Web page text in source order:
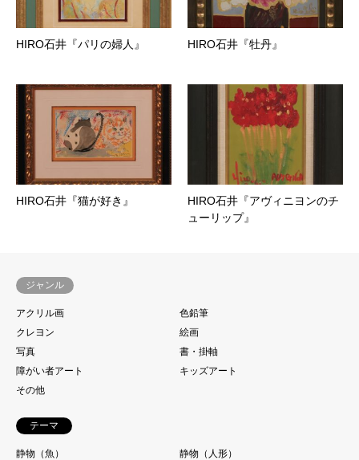
HIRO石井『パリの婦人』 HIRO石井『牡丹』
HIRO石井『猫が好き』
HIRO石井『アヴィニヨンのチ
ューリップ』
ジャンル
アクリル画
色鉛筆
クレヨン
絵画
写真
書・掛軸
障がい者アート
キッズアート
その他
テーマ
静物（魚）
静物（人形）